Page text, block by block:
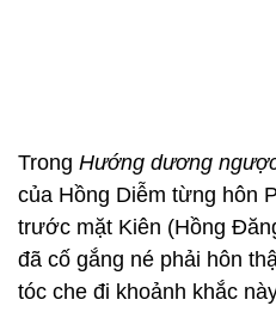
Trong Hướng dương
của Hồng Diễm từng hôn
trước mặt Kiên (Hồng
đã cố gắng né phải hôn
tóc che đi khoảnh khắc